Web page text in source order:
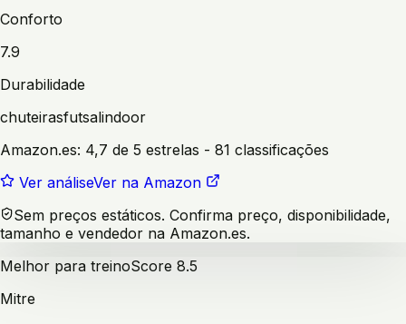
Conforto
7.9
Durabilidade
chuteirasfutsalindoor
Amazon.es: 4,7 de 5 estrelas - 81 classificações
Ver análiseVer na Amazon
Sem preços estáticos. Confirma preço, disponibilidade,
tamanho e vendedor na Amazon.es.
Melhor para treinoScore 8.5
Mitre